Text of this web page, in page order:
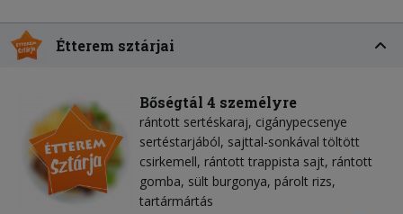
Étterem sztárjai
Bőségtál 4 személyre
rántott sertéskaraj, cigánypecsenye
sertéstarjából, sajttal-sonkával töltött
csirkemell, rántott trappista sajt, rántott
gomba, sült burgonya, párolt rizs,
tartármártás